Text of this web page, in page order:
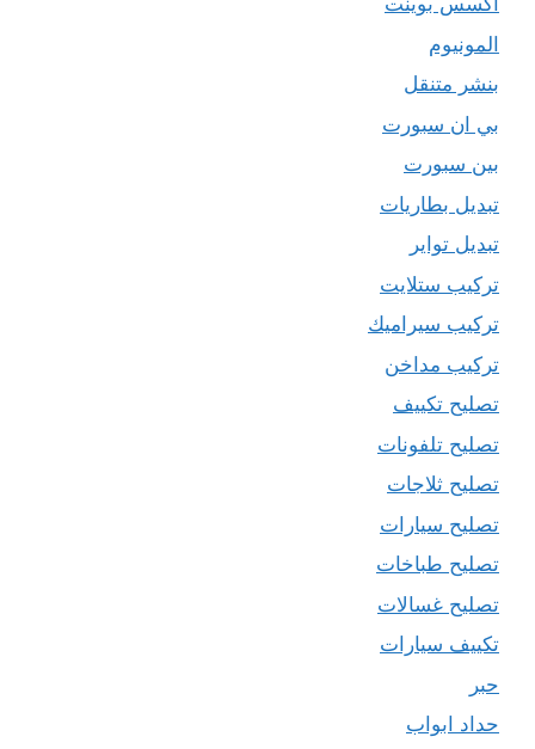
المونيوم
بنشر متنقل
بي ان سبورت
بين سبورت
تبديل بطاريات
تبديل تواير
تركيب ستلايت
تركيب سيراميك
تركيب مداخن
تصليح تكييف
تصليح تلفونات
تصليح ثلاجات
تصليح سيارات
تصليح طباخات
تصليح غسالات
تكييف سيارات
حبر
حداد ابواب